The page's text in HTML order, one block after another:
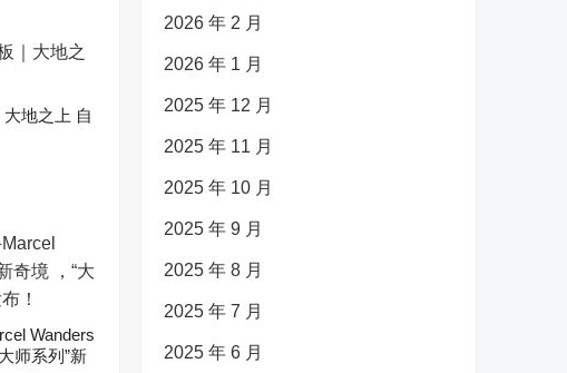
地之上 自
Wanders
师系列”新
2026 年 2 月
2026 年 1 月
2025 年 12 月
2025 年 11 月
2025 年 10 月
2025 年 9 月
2025 年 8 月
2025 年 7 月
2025 年 6 月